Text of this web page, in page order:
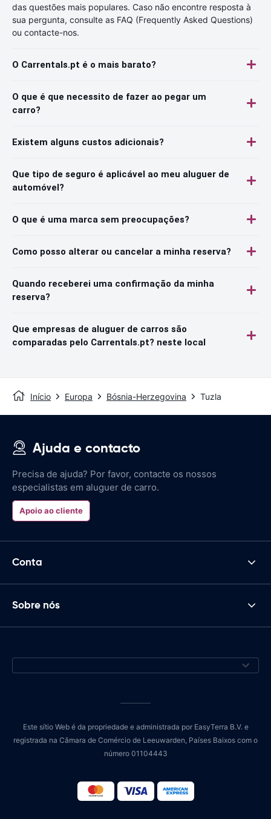
das questões mais populares. Caso não encontre resposta à
sua pergunta, consulte as FAQ (Frequently Asked Questions)
ou contacte-nos.
O Carrentals.pt é o mais barato?
O que é que necessito de fazer ao pegar um
carro?
Existem alguns custos adicionais?
Que tipo de seguro é aplicável ao meu aluguer de
automóvel?
O que é uma marca sem preocupações?
Como posso alterar ou cancelar a minha reserva?
Quando receberei uma confirmação da minha
reserva?
Que empresas de aluguer de carros são
comparadas pelo Carrentals.pt? neste local
Início Europa Bósnia-Herzegovina Tuzla
Ajuda e contacto
Precisa de ajuda? Por favor, contacte os nossos
especialistas em aluguer de carro.
Apoio ao cliente
Conta
Sobre nós
Este sítio Web é da propriedade e administrada por EasyTerra B.V. e
registrada na Câmara de Comércio de Leeuwarden, Países Baixos com o
número 01104443